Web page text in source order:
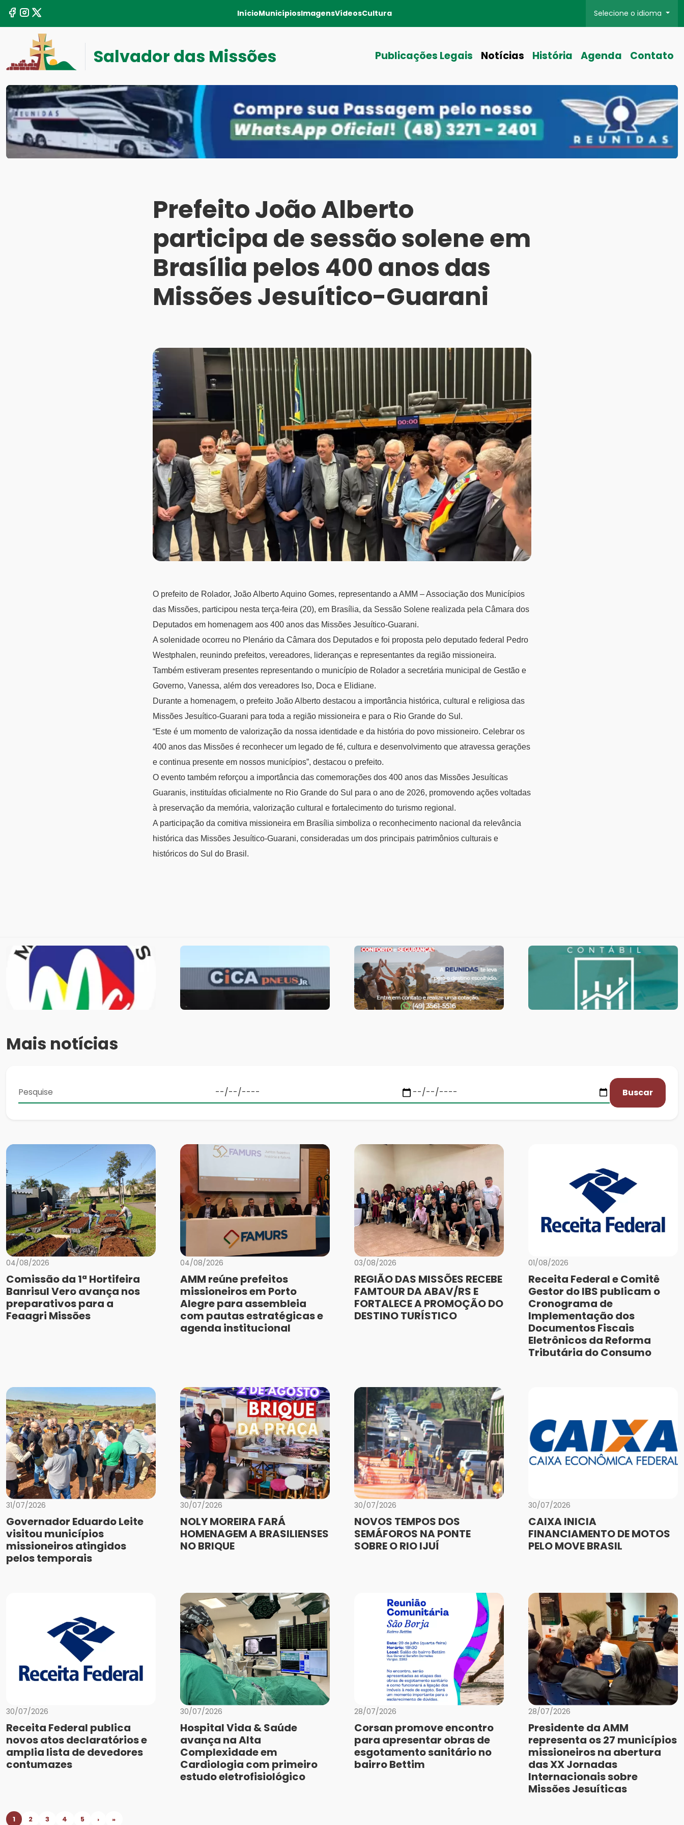
InícioMunicípiosImagensVídeosCultura Selecione o idioma
Salvador das Missões Publicações Legais Notícias História Agenda Contato
Prefeito João Alberto
participa de sessão solene em
Brasília pelos 400 anos das
Missões Jesuítico-Guarani
O prefeito de Rolador, João Alberto Aquino Gomes, representando a AMM – Associação dos Municípios
das Missões, participou nesta terça-feira (20), em Brasília, da Sessão Solene realizada pela Câmara dos
Deputados em homenagem aos 400 anos das Missões Jesuítico-Guarani.
A solenidade ocorreu no Plenário da Câmara dos Deputados e foi proposta pelo deputado federal Pedro
Westphalen, reunindo prefeitos, vereadores, lideranças e representantes da região missioneira.
Também estiveram presentes representando o município de Rolador a secretária municipal de Gestão e
Governo, Vanessa, além dos vereadores Iso, Doca e Elidiane.
Durante a homenagem, o prefeito João Alberto destacou a importância histórica, cultural e religiosa das
Missões Jesuítico-Guarani para toda a região missioneira e para o Rio Grande do Sul.
“Este é um momento de valorização da nossa identidade e da história do povo missioneiro. Celebrar os
400 anos das Missões é reconhecer um legado de fé, cultura e desenvolvimento que atravessa gerações
e continua presente em nossos municípios”, destacou o prefeito.
O evento também reforçou a importância das comemorações dos 400 anos das Missões Jesuíticas
Guaranis, instituídas oficialmente no Rio Grande do Sul para o ano de 2026, promovendo ações voltadas
à preservação da memória, valorização cultural e fortalecimento do turismo regional.
A participação da comitiva missioneira em Brasília simboliza o reconhecimento nacional da relevância
histórica das Missões Jesuítico-Guarani, consideradas um dos principais patrimônios culturais e
históricos do Sul do Brasil.
Mais notícias
Buscar
04/08/2026
Comissão da 1ª Hortifeira
Banrisul Vero avança nos
preparativos para a
Feaagri Missões
04/08/2026
AMM reúne prefeitos
missioneiros em Porto
Alegre para assembleia
com pautas estratégicas e
agenda institucional
03/08/2026
REGIÃO DAS MISSÕES RECEBE
FAMTOUR DA ABAV/RS E
FORTALECE A PROMOÇÃO DO
DESTINO TURÍSTICO
01/08/2026
Receita Federal e Comitê
Gestor do IBS publicam o
Cronograma de
Implementação dos
Documentos Fiscais
Eletrônicos da Reforma
Tributária do Consumo
31/07/2026
Governador Eduardo Leite
visitou municípios
missioneiros atingidos
pelos temporais
30/07/2026
NOLY MOREIRA FARÁ
HOMENAGEM A BRASILIENSES
NO BRIQUE
30/07/2026
NOVOS TEMPOS DOS
SEMÁFOROS NA PONTE
SOBRE O RIO IJUÍ
30/07/2026
CAIXA INICIA
FINANCIAMENTO DE MOTOS
PELO MOVE BRASIL
30/07/2026
Receita Federal publica
novos atos declaratórios e
amplia lista de devedores
contumazes
30/07/2026
Hospital Vida & Saúde
avança na Alta
Complexidade em
Cardiologia com primeiro
estudo eletrofisiológico
28/07/2026
Corsan promove encontro
para apresentar obras de
esgotamento sanitário no
bairro Bettim
28/07/2026
Presidente da AMM
representa os 27 municípios
missioneiros na abertura
das XX Jornadas
Internacionais sobre
Missões Jesuíticas
1 2 3 4 5 › »